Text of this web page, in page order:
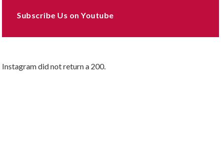
Subscribe Us on Youtube
Instagram did not return a 200.